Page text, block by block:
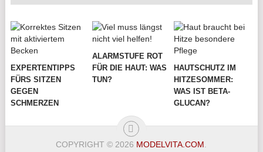
EXPERTENTIPPS
FÜRS SITZEN
GEGEN
SCHMERZEN
ALARMSTUFE ROT
FÜR DIE HAUT: WAS
TUN?
HAUTSCHUTZ IM
HITZESOMMER:
WAS IST BETA-
GLUCAN?
COPYRIGHT © 2026 MODELVITA.COM.